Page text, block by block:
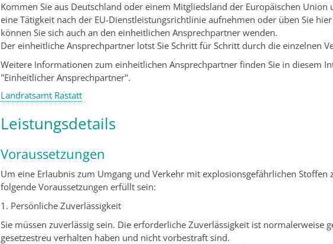
Kommen Sie aus Deutschland oder einem Mitgliedsland der Europäischen
eine Tätigkeit nach der EU-Dienstleistungsrichtlinie aufnehmen oder üben Sie
können Sie sich auch an den einheitlichen Ansprechpartner wenden.
Der einheitliche Ansprechpartner lotst Sie Schritt für Schritt durch die einzelnen
Weitere Informationen zum einheitlichen Ansprechpartner finden Sie in diesem
"Einheitlicher Ansprechpartner".
Landratsamt Rastatt
Leistungsdetails
Voraussetzungen
Um eine Erlaubnis zum Umgang und Verkehr mit explosionsgefährlichen Stoffen
folgende Voraussetzungen erfüllt sein:
1. Persönliche Zuverlässigkeit
Sie müssen zuverlässig sein. Die erforderliche Zuverlässigkeit ist normalerweise
gesetzestreu verhalten haben und nicht vorbestraft sind.